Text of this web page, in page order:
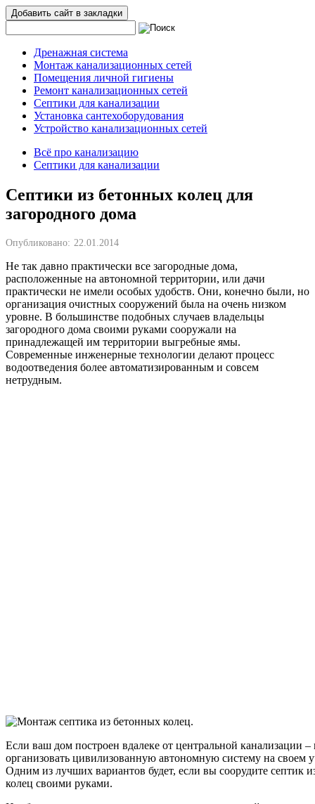
Добавить сайт в закладки
Дренажная система
Монтаж канализационных сетей
Помещения личной гигиены
Ремонт канализационных сетей
Септики для канализации
Установка сантехоборудования
Устройство канализационных сетей
Всё про канализацию
Септики для канализации
Септики из бетонных колец для
загородного дома
Опубликовано: 22.01.2014
Не так давно практически все загородные дома,
расположенные на автономной территории, или дачи
практически не имели особых удобств. Они, конечно были, но
организация очистных сооружений была на очень низком
уровне. В большинстве подобных случаев владельцы
загородного дома своими руками сооружали на
принадлежащей им территории выгребные ямы.
Современные инженерные технологии делают процесс
водоотведения более автоматизированным и совсем
нетрудным.
Если ваш дом построен вдалеке от центральной канализации –
организовать цивилизованную автономную систему на своем
Одним из лучших вариантов будет, если вы соорудите септик
колец своими руками.